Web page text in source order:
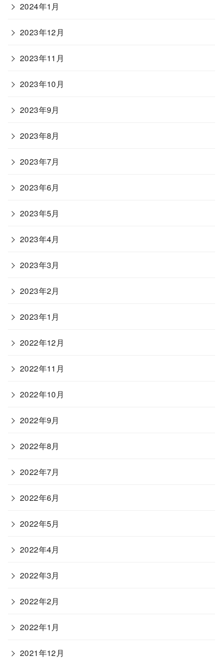
2024年1月
2023年12月
2023年11月
2023年10月
2023年9月
2023年8月
2023年7月
2023年6月
2023年5月
2023年4月
2023年3月
2023年2月
2023年1月
2022年12月
2022年11月
2022年10月
2022年9月
2022年8月
2022年7月
2022年6月
2022年5月
2022年4月
2022年3月
2022年2月
2022年1月
2021年12月